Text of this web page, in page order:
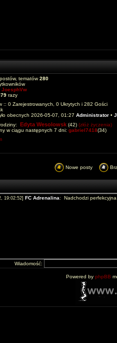
postów, tematów280
JoesphVw
razy
:: 0 Zarejestrowanych, 0 Ukrytych i 282 Gości
obecnych 2026-05-07, 01:27 Administrator •
Edyta Wesolowsk (42) (złóż życzenia)
w ciągu następnych 7 dni: gabriel7418(34)
Nowe posty
Wiadomość:
Powered by phpBB